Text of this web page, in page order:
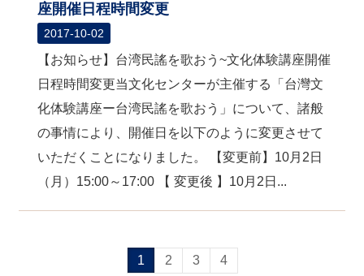
座開催日程時間変更
2017-10-02
【お知らせ】台湾民謠を歌おう~文化体験講座開催
日程時間変更当文化センターが主催する「台灣文
化体験講座ー台湾民謠を歌おう」について、諸般
の事情により、開催日を以下のように変更させて
いただくことになりました。 【変更前】10月2日
（月）15:00～17:00 【 変更後 】10月2日...
1 2 3 4